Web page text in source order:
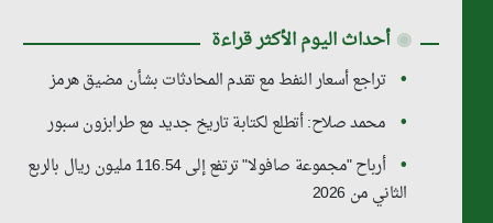
◉ أحداث اليوم الأكثر قراءة
تراجع أسعار النفط مع تقدم المحادثات بشأن مضيق هرمز
محمد صلاح: أتطلع لكتابة تاريخ جديد مع طرابزون سبور
أرباح "مجموعة صافولا" ترتفع إلى 116.54 مليون ريال بالربع
الثاني من 2026